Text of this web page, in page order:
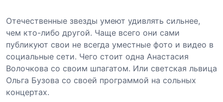
Отечественные звезды умеют удивлять сильнее,
чем кто-либо другой. Чаще всего они сами
публикуют свои не всегда уместные фото и видео в
социальные сети. Чего стоит одна Анастасия
Волочкова со своим шпагатом. Или светская львица
Ольга Бузова со своей программой на сольных
концертах.